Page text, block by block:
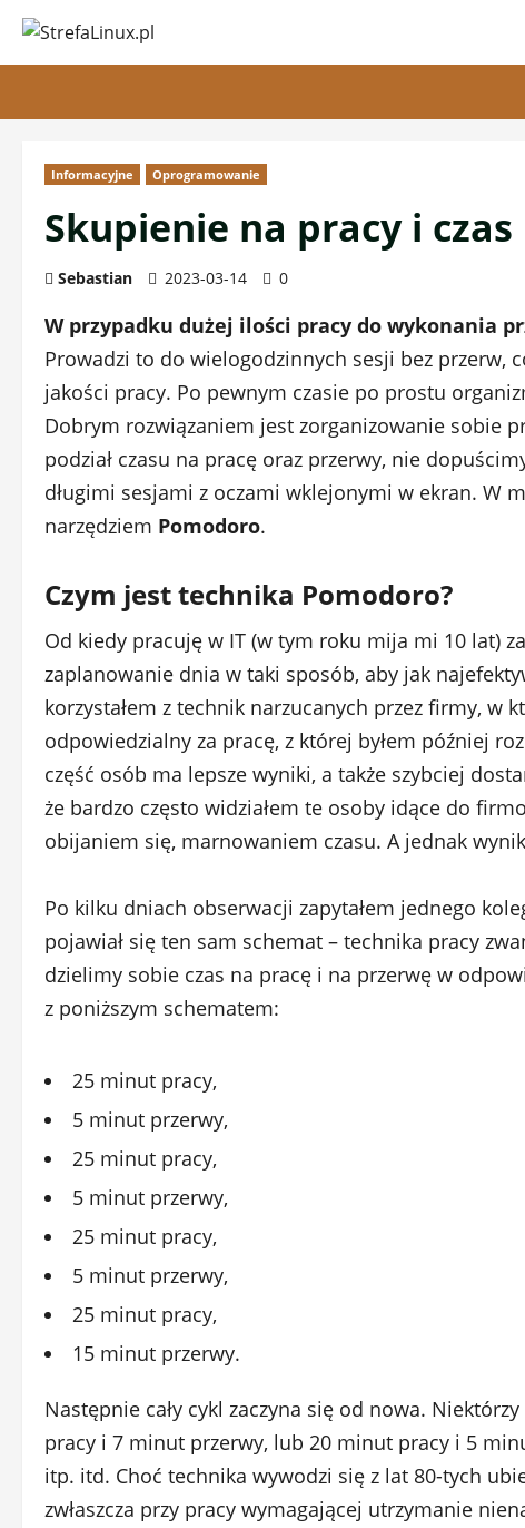
Przejdź
Informacyjne Oprogramowanie
Skupienie na pracy i
Sebastian 2023-03-14 0
W przypadku dużej ilości pracy do wykonania
Prowadzi to do wielogodzinnych sesji bez przerw,
jakości pracy. Po pewnym czasie po prostu
Dobrym rozwiązaniem jest zorganizowanie sobie
podział czasu na pracę oraz przerwy, nie
długimi sesjami z oczami wklejonymi w ekran. W
narzędziem Pomodoro.
Czym jest technika Pomodoro?
Od kiedy pracuję w IT (w tym roku mija mi 10 lat)
zaplanowanie dnia w taki sposób, aby jak
korzystałem z technik narzucanych przez firmy, w
odpowiedzialny za pracę, z której byłem później
część osób ma lepsze wyniki, a także szybciej
że bardzo często widziałem te osoby idące do
obijaniem się, marnowaniem czasu. A jednak
Po kilku dniach obserwacji zapytałem jednego
pojawiał się ten sam schemat – technika pracy
dzielimy sobie czas na pracę i na przerwę w
z poniższym schematem:
25 minut pracy,
5 minut przerwy,
25 minut pracy,
5 minut przerwy,
25 minut pracy,
5 minut przerwy,
25 minut pracy,
15 minut przerwy.
Następnie cały cykl zaczyna się od nowa.
pracy i 7 minut przerwy, lub 20 minut pracy i 5
itp. itd. Choć technika wywodzi się z lat 80-tych
zwłaszcza przy pracy wymagającej utrzymanie